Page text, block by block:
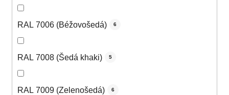
RAL 7006 (Béžovošedá) 6
RAL 7008 (Šedá khaki) 5
RAL 7009 (Zelenošedá) 6